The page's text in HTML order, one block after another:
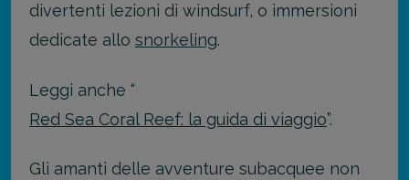
divertenti lezioni di windsurf, o immersioni
dedicate allo snorkeling.
Leggi anche “
Red Sea Coral Reef: la guida di viaggio”.
Gli amanti delle avventure subacquee non